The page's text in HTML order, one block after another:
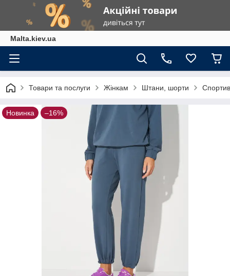
Malta.kiev.ua
Товари та послуги Жінкам Штани, шорти
Новинка –16%